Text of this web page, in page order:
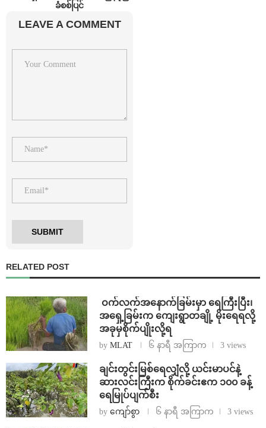
ခံစစ်ပြင်
LEAVE A COMMENT
RELATED POST
⁩ ⁨ဝက်လက်အနောက်ခြမ်းမှာ ရေကြီးပြီး၊
အရှေ့ခြမ်းက ကျေးရွာတချို့ မိုးရေရလို့
အခုမှစိုက်ပျိုးလို့ရ
by MLAT ၆ နာရီ အကြာက 3 views
ချင်းတွင်းမြစ်ရေလျှံလို့ ယင်းမာပင်နဲ့
ဆားလင်းကြီးက စိုက်ခင်းဧက ၁၀၀ ခန့်
ရေမြုပ်ပျက်စီး
by ကျော်စွာ ၆ နာရီ အကြာက 3 views